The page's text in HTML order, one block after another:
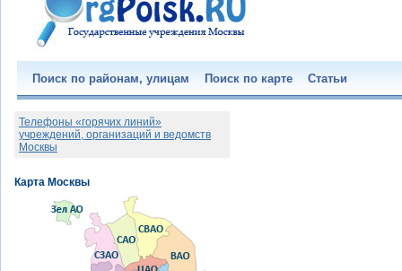
Поиск по районам, улицам Поиск по карте Статьи
Телефоны «горячих линий»
учреждений, организаций и ведомств
Москвы